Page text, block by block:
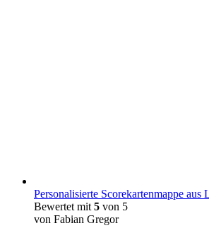
Personalisierte Scorekartenmappe aus
Bewertet mit 5 von 5
von Fabian Gregor